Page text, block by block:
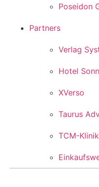
Poseidon
Partners
Verlag
Hotel
XVerso
Taurus
TCM-